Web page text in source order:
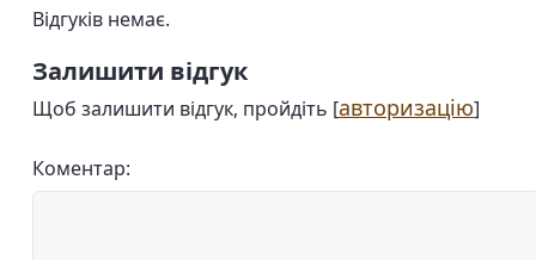
Відгуків немає.
Залишити відгук
Щоб залишити відгук, пройдіть [авторизацію]
Коментар: